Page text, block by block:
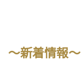
～新着情報～